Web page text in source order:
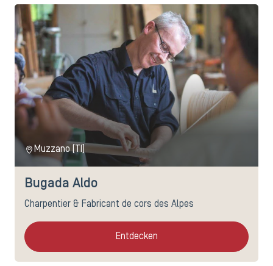
Muzzano (TI)
Bugada Aldo
Charpentier & Fabricant de cors des Alpes
Entdecken